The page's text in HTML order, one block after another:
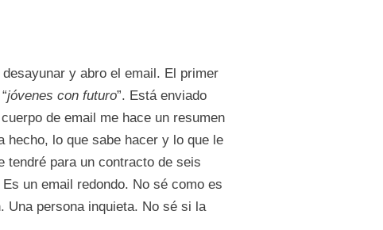
y abro el email. El primer
jóvenes con futuro”. Está enviado
de email me hace un resumen
hecho, lo que sabe hacer y lo que le
para un contracto de seis
un email redondo. No sé como es
Una persona inquieta. No sé si la